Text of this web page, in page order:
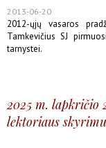
2013-06-20
2012-ųjų vasaros
Tamkevičius SJ
tarnystei.
2025 m. lapkričio
lektoriaus